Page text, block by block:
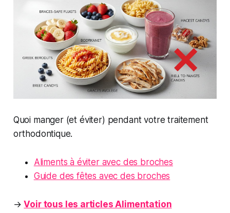
Quoi manger (et éviter) pendant votre traitement
orthodontique.
Aliments à éviter avec des broches
Guide des fêtes avec des broches
→Voir tous les articles Alimentation